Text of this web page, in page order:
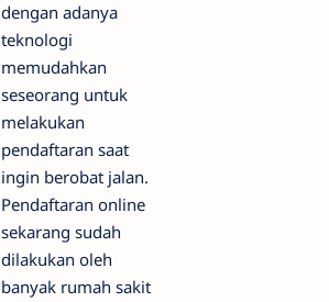
dengan adanya
teknologi
memudahkan
seseorang untuk
melakukan
pendaftaran saat
ingin berobat jalan.
Pendaftaran online
sekarang sudah
dilakukan oleh
banyak rumah sakit